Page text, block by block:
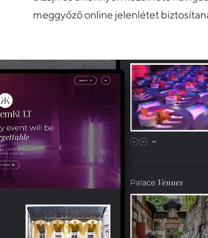
meggyőző online jelenlétet